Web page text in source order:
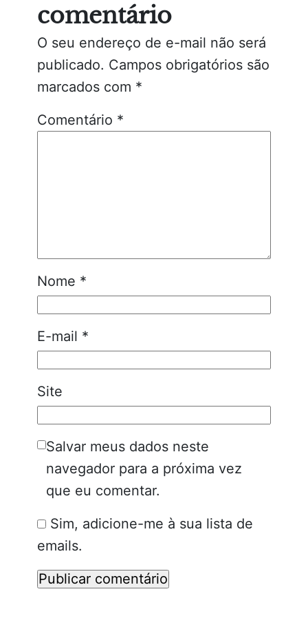
comentário
O seu endereço de e-mail não será
publicado. Campos obrigatórios são
marcados com *
Comentário *
Nome *
E-mail *
Site
Salvar meus dados neste
navegador para a próxima vez
que eu comentar.
Sim, adicione-me à sua lista de
emails.